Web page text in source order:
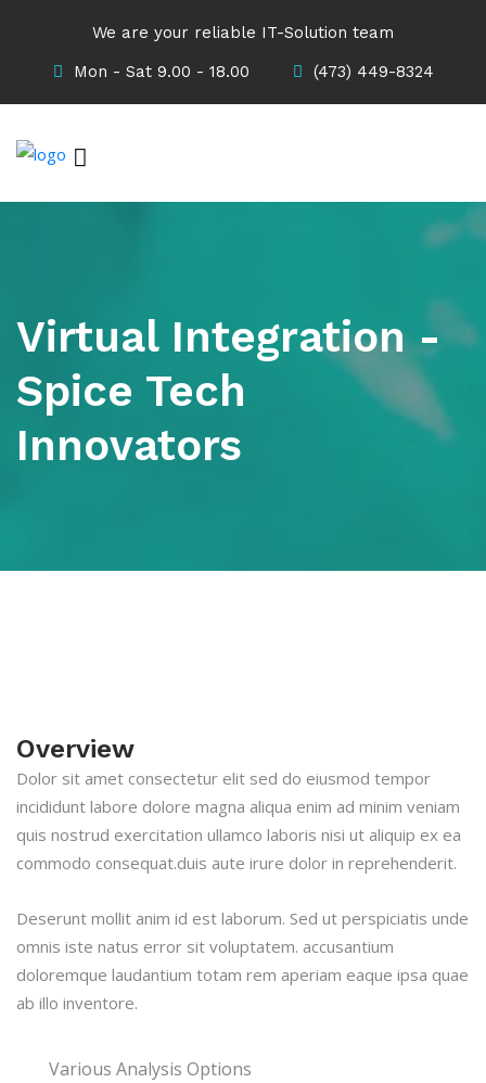
We are your reliable IT-Solution team
Mon - Sat 9.00 - 18.00
(473) 449-8324
Virtual Integration -
Spice Tech
Innovators
Overview
Dolor sit amet consectetur elit sed do eiusmod tempor
incididunt labore dolore magna aliqua enim ad minim veniam
quis nostrud exercitation ullamco laboris nisi ut aliquip ex ea
commodo consequat.duis aute irure dolor in reprehenderit.
Deserunt mollit anim id est laborum. Sed ut perspiciatis unde
omnis iste natus error sit voluptatem. accusantium
doloremque laudantium totam rem aperiam eaque ipsa quae
ab illo inventore.
Various Analysis Options